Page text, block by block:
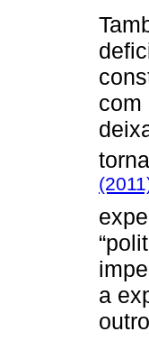
com
a